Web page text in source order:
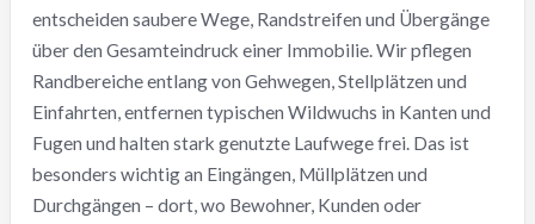
entscheiden saubere Wege, Randstreifen und Übergänge
über den Gesamteindruck einer Immobilie. Wir pflegen
Randbereiche entlang von Gehwegen, Stellplätzen und
Einfahrten, entfernen typischen Wildwuchs in Kanten und
Fugen und halten stark genutzte Laufwege frei. Das ist
besonders wichtig an Eingängen, Müllplätzen und
Durchgängen – dort, wo Bewohner, Kunden oder